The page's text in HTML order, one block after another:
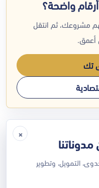
واضحة؟
مشروعك، ثم انتقل
أعمق.
تك
حضانة الأطفال
الحضانة.
في السوق.
×
التمويل، وتطوير